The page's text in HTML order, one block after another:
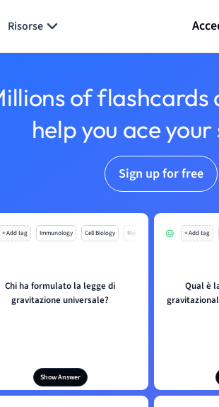
Risorse
of flashcards
help you ace
Sign up for free
+ Add tag Immunology Cell Biology Mo
Chi ha formulato la legge di
gravitazione universale?
Show Answer
+ Add tag
Qual è